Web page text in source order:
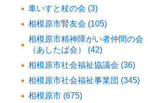
車いすと杖の会 (3)
相模原市腎友会 (105)
相模原市精神障がい者仲間の会
（あしたば会） (42)
相模原市社会福祉協議会 (36)
相模原市社会福祉事業団 (345)
相模原市 (675)